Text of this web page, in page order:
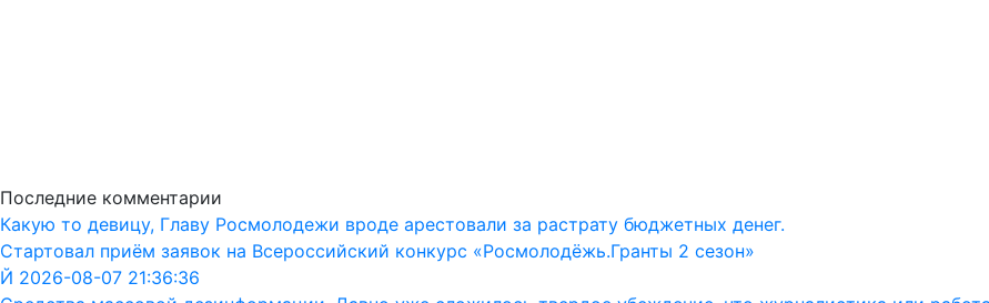
Последние комментарии
Какую то девицу, Главу Росмолодежи вроде арестовали за растрату бюджетных денег.
Стартовал приём заявок на Всероссийский конкурс «Росмолодёжь.Гранты 2 сезон»
Й 2026-08-07 21:36:36